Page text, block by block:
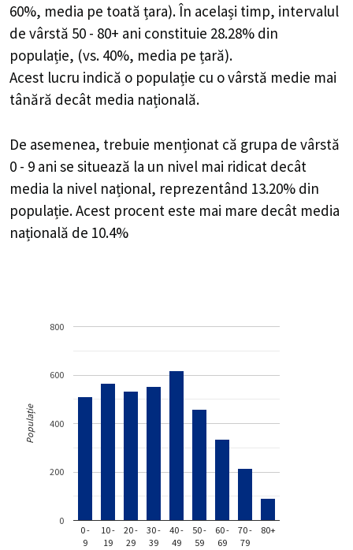
60%, media pe toată țara). În același timp, intervalul
de vârstă 50 - 80+ ani constituie 28.28% din
populație, (vs. 40%, media pe țară).
Acest lucru indică o populație cu o vârstă medie mai
tânără decât media națională.
De asemenea, trebuie menționat că grupa de vârstă
0 - 9 ani se situează la un nivel mai ridicat decât
media la nivel național, reprezentând 13.20% din
populație. Acest procent este mai mare decât media
națională de 10.4%
0 -
9
10 -
19
20 -
29
30 -
39
40 -
49
50 -
59
60 -
69
70 -
79
80+
0
200
400
600
800
Populație